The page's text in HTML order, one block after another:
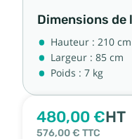
Dimensions de
Hauteur : 210 cm
Largeur : 85 cm
Poids : 7 kg
480,00 €HT
576,00 € TTC